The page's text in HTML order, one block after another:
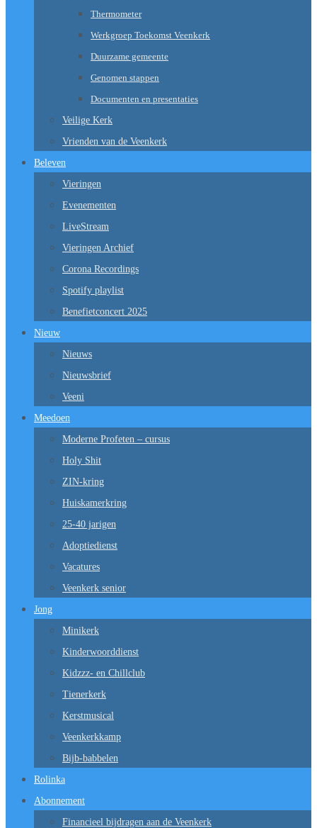
Thermometer
Werkgroep Toekomst Veenkerk
Duurzame gemeente
Genomen stappen
Documenten en presentaties
Veilige Kerk
Vrienden van de Veenkerk
Beleven
Vieringen
Evenementen
LiveStream
Vieringen Archief
Corona Recordings
Spotify playlist
Benefietconcert 2025
Nieuw
Nieuws
Nieuwsbrief
Veeni
Meedoen
Moderne Profeten – cursus
Holy Shit
ZIN-kring
Huiskamerkring
25-40 jarigen
Adoptiedienst
Vacatures
Veenkerk senior
Jong
Minikerk
Kinderwoorddienst
Kidzzz- en Chillclub
Tienerkerk
Kerstmusical
Veenkerkkamp
Bijb-babbelen
Rolinka
Abonnement
Financieel bijdragen aan de Veenkerk